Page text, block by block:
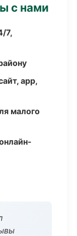
с нами
7,
app,
малого